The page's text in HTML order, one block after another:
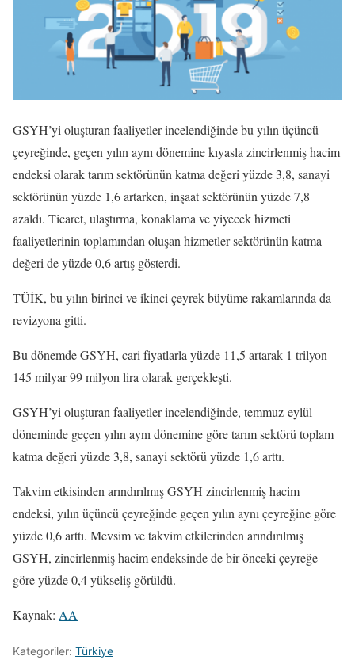
GSYH’yi oluşturan faaliyetler incelendiğinde bu yılın üçüncü
çeyreğinde, geçen yılın aynı dönemine kıyasla zincirlenmiş hacim
endeksi olarak tarım sektörünün katma değeri yüzde 3,8, sanayi
sektörünün yüzde 1,6 artarken, inşaat sektörünün yüzde 7,8
azaldı. Ticaret, ulaştırma, konaklama ve yiyecek hizmeti
faaliyetlerinin toplamından oluşan hizmetler sektörünün katma
değeri de yüzde 0,6 artış gösterdi.
TÜİK, bu yılın birinci ve ikinci çeyrek büyüme rakamlarında da
revizyona gitti.
Bu dönemde GSYH, cari fiyatlarla yüzde 11,5 artarak 1 trilyon
145 milyar 99 milyon lira olarak gerçekleşti.
GSYH’yi oluşturan faaliyetler incelendiğinde, temmuz-eylül
döneminde geçen yılın aynı dönemine göre tarım sektörü toplam
katma değeri yüzde 3,8, sanayi sektörü yüzde 1,6 arttı.
Takvim etkisinden arındırılmış GSYH zincirlenmiş hacim
endeksi, yılın üçüncü çeyreğinde geçen yılın aynı çeyreğine göre
yüzde 0,6 arttı. Mevsim ve takvim etkilerinden arındırılmış
GSYH, zincirlenmiş hacim endeksinde de bir önceki çeyreğe
göre yüzde 0,4 yükseliş görüldü.
Kaynak: AA
Kategoriler: Türkiye